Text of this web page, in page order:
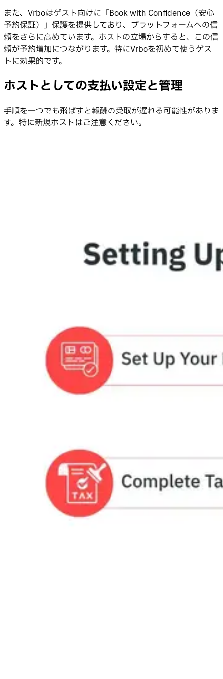
また、Vrboはゲスト向けに「Book with Confidence（安心
予約保証）」保護を提供しており、プラットフォームへの信
頼をさらに高めています。ホストの立場からすると、この信
頼が予約増加につながります。特にVrboを初めて使うゲス
トに効果的です。
ホストとしての支払い設定と管理
手順を一つでも飛ばすと報酬の受取が遅れる可能性がありま
す。特に新規ホストはご注意ください。